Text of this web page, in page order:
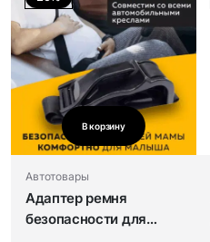
В корзину
Автотовары
Адаптер ремня
безопасности для